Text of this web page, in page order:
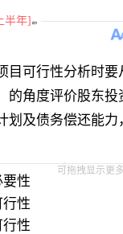
半年] 题目
目可行性分析时要
的角度评价股东
划及债务偿还能力
可拖拽显示更多
性
性
性